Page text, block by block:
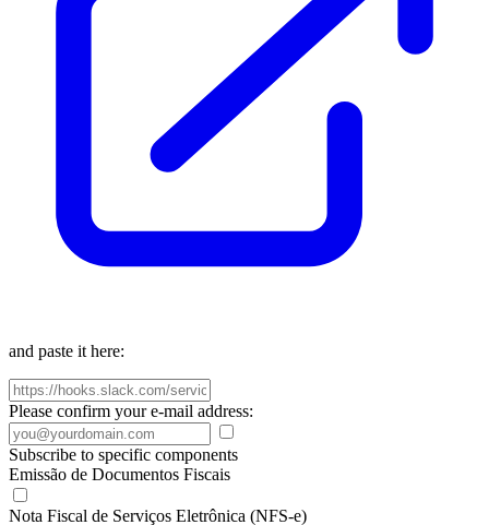
and paste it here:
Please confirm your e-mail address:
Subscribe to specific components
Emissão de Documentos Fiscais
Nota Fiscal de Serviços Eletrônica (NFS-e)